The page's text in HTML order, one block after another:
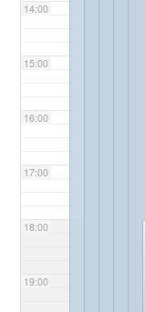
14:00
15:00
16:00
17:00
18:00
19:00